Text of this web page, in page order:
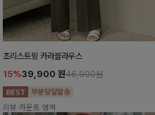
초리스트링 카라블라우스
15%39,900 원46,900원
리뷰 카운트 영역